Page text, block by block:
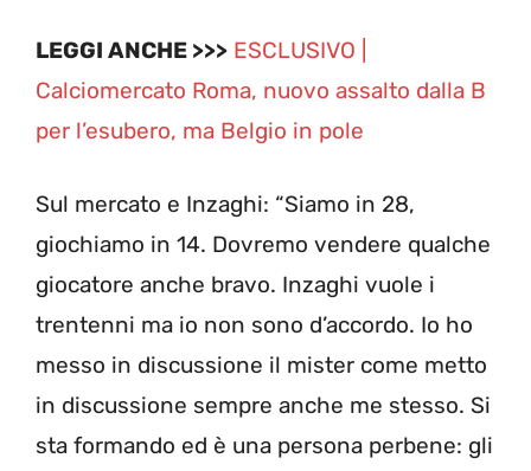
LEGGI ANCHE >>> ESCLUSIVO |
Calciomercato Roma, nuovo assalto dalla B
per l’esubero, ma Belgio in pole
Sul mercato e Inzaghi: “Siamo in 28,
giochiamo in 14. Dovremo vendere qualche
giocatore anche bravo. Inzaghi vuole i
trentenni ma io non sono d’accordo. Io ho
messo in discussione il mister come metto
in discussione sempre anche me stesso. Si
sta formando ed è una persona perbene: gli